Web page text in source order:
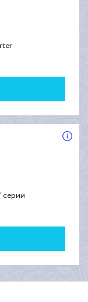
серии